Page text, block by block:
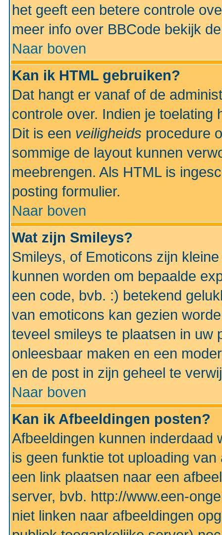
het geeft een betere controle
meer info over BBCode bekijk
Naar boven
Kan ik HTML gebruiken?
Dat hangt er vanaf of de
controle over. Indien je
Dit is een veiligheids procedure
sommige de layout kunnen
meebrengen. Als HTML is
posting formulier.
Naar boven
Wat zijn Smileys?
Smileys, of Emoticons zijn
kunnen worden om bepaalde
een code, bvb. :) betekend
van emoticons kan gezien
teveel smileys te plaatsen in uw
onleesbaar maken en een
en de post in zijn geheel te
Naar boven
Kan ik Afbeeldingen posten?
Afbeeldingen kunnen inderdaad
is geen funktie tot uploading
een link plaatsen naar een
server, bvb. http://www.een-
niet linken naar afbeeldingen